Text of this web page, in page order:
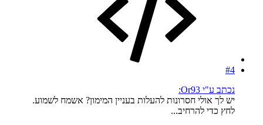
#4
נכתב ע"י Or93:
יש לך אולי חסרונות להעלות בעניין המימון? אשמח לשמוע.
לחץ כדי להרחיב...